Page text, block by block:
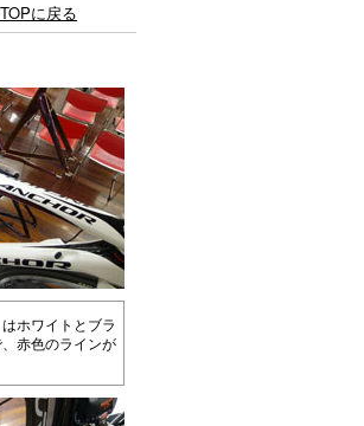
に戻る
ホワイトとブラ
赤色のラインが